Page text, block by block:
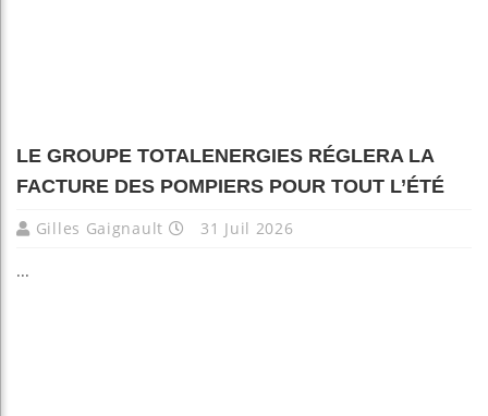
LE GROUPE TOTALENERGIES RÉGLERA LA
FACTURE DES POMPIERS POUR TOUT L’ÉTÉ
Gilles Gaignault 31 Juil 2026
...